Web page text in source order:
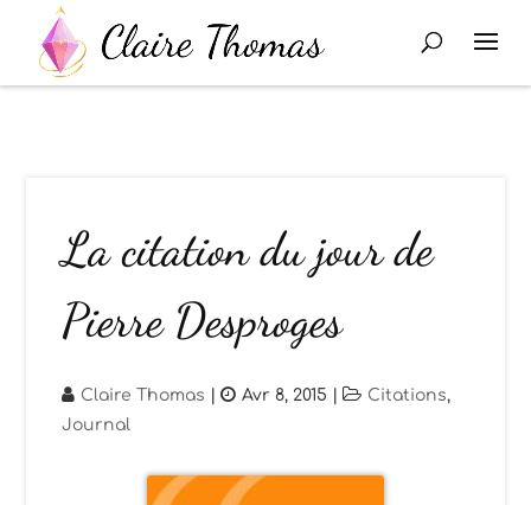
La citation du jour de
Pierre Desproges
Claire Thomas | Avr 8, 2015 | Citations,
Journal